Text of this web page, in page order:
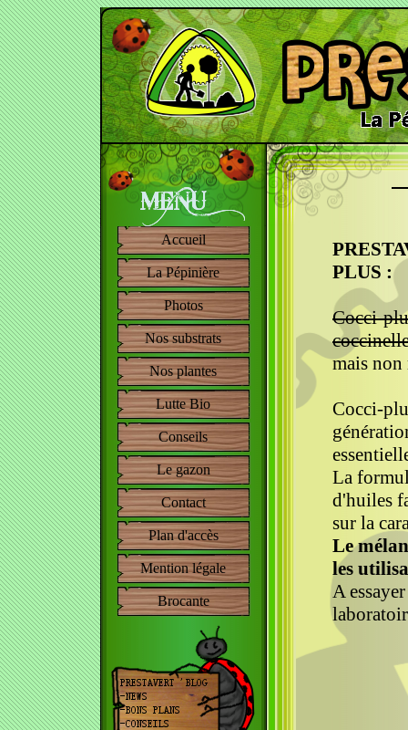
PLUS :
Cocci-
mais
Cocci-
La
d'huiles
sur la
Le
les
A
Accueil
La Pépinière
Photos
Nos substrats
Nos plantes
Lutte Bio
Conseils
Le gazon
Contact
Plan d'accès
Mention légale
Brocante